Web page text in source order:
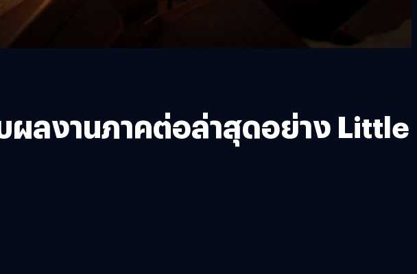
ลงานภาคต่อล่าสุดอย่าง Little